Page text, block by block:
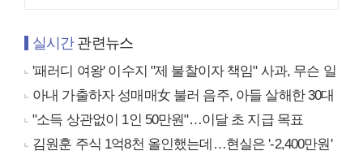
실시간관련뉴스
'패러디 여왕' 이수지 "제 불찰이자 책임" 사과, 무슨 일
아내 가출하자 성매매女 불러 음주, 아들 살해한 30대
"소득 상관없이 1인 50만원"…이달 초 지급 목표
김원훈 주식 1억8천 올인했는데…현실은 '-2,400만원'